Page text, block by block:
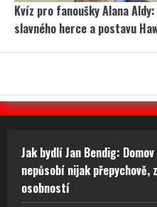
Kvíz pro fanoušky Alana
slavného herce a postavu
Jak bydlí Jan Bendig:
nepůsobí nijak přepychově,
osobností